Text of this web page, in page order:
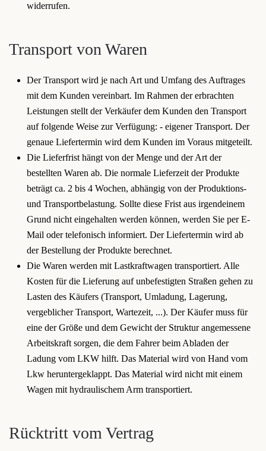
widerrufen.
Transport von Waren
Der Transport wird je nach Art und Umfang des Auftrages
mit dem Kunden vereinbart. Im Rahmen der erbrachten
Leistungen stellt der Verkäufer dem Kunden den Transport
auf folgende Weise zur Verfügung: - eigener Transport. Der
genaue Liefertermin wird dem Kunden im Voraus mitgeteilt.
Die Lieferfrist hängt von der Menge und der Art der
bestellten Waren ab. Die normale Lieferzeit der Produkte
beträgt ca. 2 bis 4 Wochen, abhängig von der Produktions-
und Transportbelastung. Sollte diese Frist aus irgendeinem
Grund nicht eingehalten werden können, werden Sie per E-
Mail oder telefonisch informiert. Der Liefertermin wird ab
der Bestellung der Produkte berechnet.
Die Waren werden mit Lastkraftwagen transportiert. Alle
Kosten für die Lieferung auf unbefestigten Straßen gehen zu
Lasten des Käufers (Transport, Umladung, Lagerung,
vergeblicher Transport, Wartezeit, ...). Der Käufer muss für
eine der Größe und dem Gewicht der Struktur angemessene
Arbeitskraft sorgen, die dem Fahrer beim Abladen der
Ladung vom LKW hilft. Das Material wird von Hand vom
Lkw heruntergeklappt. Das Material wird nicht mit einem
Wagen mit hydraulischem Arm transportiert.
Rücktritt vom Vertrag